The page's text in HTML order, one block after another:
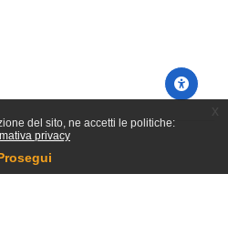
del sito, ne accetti le politiche:
privacy